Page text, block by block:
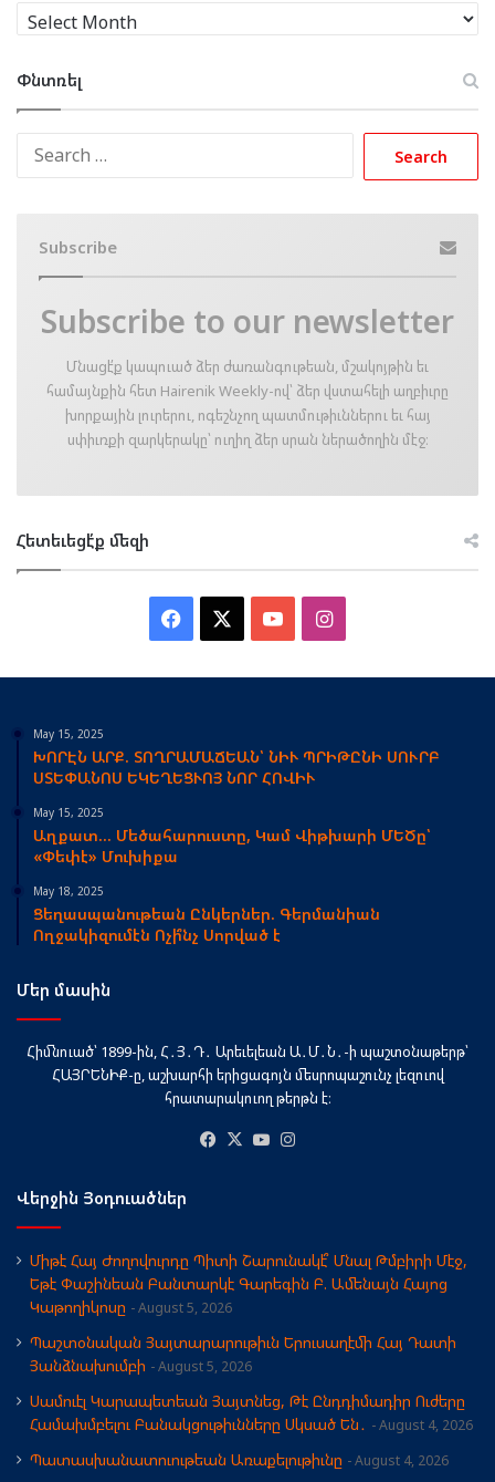
Արխիւ
Փնտռել
Subscribe
Subscribe to our newsletter
Մնացէ՛ք կապուած ձեր ժառանգութեան, մշակոյթին եւ
համայնքին հետ Hairenik Weekly-ով՝ ձեր վստահելի աղբիւրը
խորքային լուրերու, ոգեշնչող պատմութիւններու եւ հայ
սփիւռքի զարկերակը՝ ուղիղ ձեր սրան ներածողին մէջ։
Հետեւեցէ՛ք մեզի
Facebook YouTubeInstagram
May 15, 2025
ԽՈՐԷՆ ԱՐՔ. ՏՈՂՐԱՄԱՃԵԱՆ՝ ՆԻՒ ՊՐԻԹԸՆԻ ՍՈՒՐԲ
ՍՏԵՓԱՆՈՍ ԵԿԵՂԵՑՒՈՅ ՆՈՐ ՀՈՎԻՒ
May 15, 2025
Աղքատ… Մեծահարուստը, Կամ Վիթխարի ՄԵԾը՝
«Փեփէ» Մուխիքա
May 18, 2025
Ցեղասպանութեան Ընկերներ. Գերմանիան
Ողջակիզումէն Ոչի՞նչ Սորված է
Մեր մասին
Հիմնուած՝ 1899-ին, Հ․Յ․Դ․ Արեւելեան Ա․Մ․Ն․-ի պաշտօնաթերթ՝
ՀԱՅՐԵՆԻՔ-ը, աշխարհի երիցագոյն մեսրոպաշունչ լեզուով
հրատարակուող թերթն է։
Facebook
X YouTube
Վերջին Յօդուածներ
Միթէ Հայ Ժողովուրդը Պիտի Շարունակէ՞ Մնալ Թմբիրի Մէջ,
Եթէ Փաշինեան Բանտարկէ Գարեգին Բ. Ամենայն Հայոց
Կաթողիկոսը
August 5, 2026
Պաշտօնական Յայտարարութիւն Երուսաղէմի Հայ Դատի
Յանձնախումբի
August 5, 2026
Սամուէլ Կարապետեան Յայտնեց, Թէ Ընդդիմադիր Ուժերը
Համախմբելու Բանակցութիւնները Սկսած Են․
August 4, 2026
Պատասխանատուութեան Առաքելութիւնը August 4, 2026